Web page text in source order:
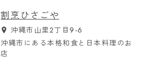
割烹ひさごや
沖縄市山里2丁目9-6
沖縄市にある本格和食と日本料理のお
店